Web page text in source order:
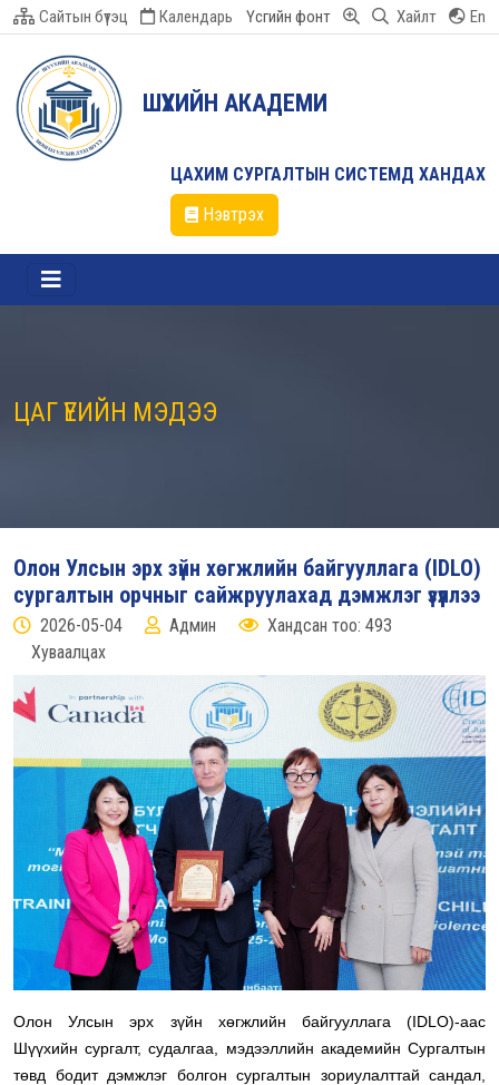
Сайтын бүтэц Календарь Үсгийн фонт Хайлт En
ШҮҮХИЙН АКАДЕМИ
ЦАХИМ СУРГАЛТЫН СИСТЕМД ХАНДАХ
Нэвтрэх
ЦАГ ҮЕИЙН МЭДЭЭ
Олон Улсын эрх зүйн хөгжлийн байгууллага (IDLO)
сургалтын орчныг сайжруулахад дэмжлэг үзүүллээ
2026-05-04 Админ
Хандсан тоо: 493
Хуваалцах
Олон Улсын эрх зүйн хөгжлийн байгууллага (IDLO)-аас
Шүүхийн сургалт, судалгаа, мэдээллийн академийн Сургалтын
төвд бодит дэмжлэг болгон сургалтын зориулалттай сандал,